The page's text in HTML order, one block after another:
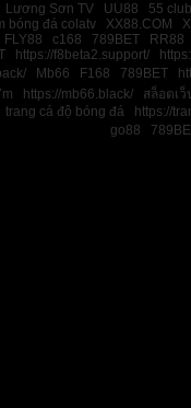
Lương Sơn TV UU88
55 club
bóng đá colatv XX88.COM
FLY88 c168 789BET
RR88
https://f8beta2.support/
Mb66 F168 789BET
https://mb66.black/
สล็อตเว็
trang cá độ bóng đá
https://
go88